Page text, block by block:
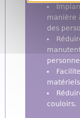
manière
des
couloirs.